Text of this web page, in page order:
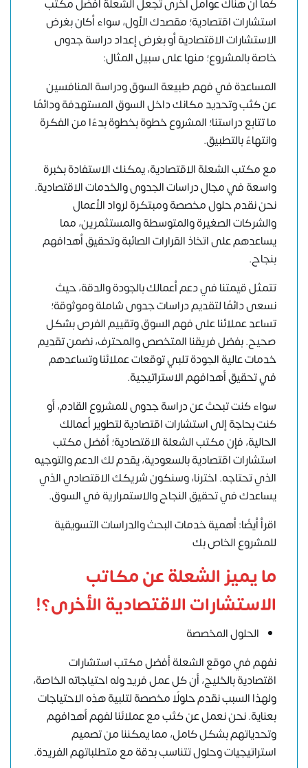
كما أن هناك عوامل أخرى تجعل الشعلة افضل مكتب
استشارات اقتصادية؛ مقصدك الأول، سواء أكان بغرض
الاستشارات الاقتصادية أو بغرض إعداد دراسة جدوى
خاصة بالمشروع؛ منها على سبيل المثال:
المساعدة فيفهم طبيعة السوق ودراسة المنافسين
عن كثب وتحديد مكانك داخل السوق المستهدفة ودائمًا
ما تتابع دراستنا؛ المشروع خطوة بخطوة بدءًا من الفكرة
وانتهاءً بالتطبيق.
مع مكتب الشعلة الاقتصادية، يمكنك الاستفادة بخبرة
واسعة في مجال دراسات الجدوى والخدمات الاقتصادية.
نحن نقدم حلول مخصصة ومبتكرة لرواد الأعمال
والشركات الصغيرة والمتوسطة والمستثمرين، مما
يساعدهم على اتخاذ القرارات الصائبة وتحقيق أهدافهم
بنجاح.
تتمثل قيمتنا في دعم أعمالك بالجودة والدقة، حيث
نسعى دائمًا لتقديم دراسات جدوى شاملة وموثوقة؛
تساعد عملائنا على فهم السوق وتقييم الفرص بشكل
صحيح. بفضل فريقنا المتخصص والمحترف، نضمن تقديم
خدمات عالية الجودة تلبي توقعات عملائنا وتساعدهم
في تحقيق أهدافهم الاستراتيجية.
سواء كنت تبحث عن دراسة جدوى للمشروع القادم، أو
كنت بحاجة إلى استشارات اقتصادية لتطوير أعمالك
الحالية، فإن مكتب الشعلة الاقتصادية؛ أفضل مكتب
استشارات اقتصادية بالسعودية، يقدم لك الدعم والتوجيه
الذي تحتاجه. اخترنا، وسنكون شريكك الاقتصادي الذي
يساعدك في تحقيق النجاح والاستمرارية في السوق.
اقرأ أيضًا: أهمية خدمات البحث والدراسات التسويقية
للمشروع الخاص بك
ما يميز الشعلة عن مكاتب
الاستشارات الاقتصادية الأخرى؟!
الحلول المخصصة
نفهم في موقع الشعلة أفضل مكتب استشارات
اقتصادية بالخليج، أن كل عمل فريد وله احتياجاته الخاصة،
ولهذا السبب نقدم حلولًا مخصصة لتلبية هذه الاحتياجات
بعناية. نحن نعمل عن كثب مع عملائنا لفهم أهدافهم
وتحدياتهم بشكل كامل، مما يمكننا من تصميم
استراتيجيات وحلول تتناسب بدقة مع متطلباتهم الفريدة.